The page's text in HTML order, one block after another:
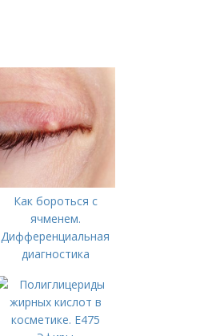
Как бороться с
ячменем.
Дифференциальная
диагностика